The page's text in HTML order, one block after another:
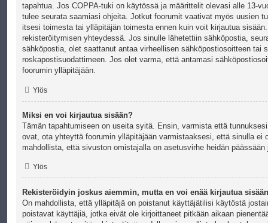
tapahtua. Jos COPPA-tuki on käytössä ja määrittelit olevasi alle 13-
tulee seurata saamiasi ohjeita. Jotkut foorumit vaativat myös uusien
itsesi toimesta tai ylläpitäjän toimesta ennen kuin voit kirjautua
rekisteröitymisen yhteydessä. Jos sinulle lähetettiin sähköpostia,
sähköpostia, olet saattanut antaa virheellisen sähköpostiosoitteen tai
roskapostisuodattimeen. Jos olet varma, että antamasi
foorumin ylläpitäjään.
Ylös
Miksi en voi kirjautua sisään?
Tämän tapahtumiseen on useita syitä. Ensin, varmista että
ovat, ota yhteyttä foorumin ylläpitäjään varmistaaksesi, että sinulla ei
mahdollista, että sivuston omistajalla on asetusvirhe heidän
Ylös
Rekisteröidyin joskus aiemmin, mutta en voi enää kirjautua
On mahdollista, että ylläpitäjä on poistanut käyttäjätilisi käytöstä
poistavat käyttäjiä, jotka eivät ole kirjoittaneet pitkään aikaan